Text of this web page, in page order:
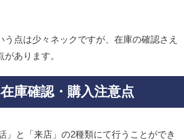
点は少々ネックですが、 在庫の確認さえ
があります。
庫確認・購入注意点
」と「来店」の2種類にて行うことができ